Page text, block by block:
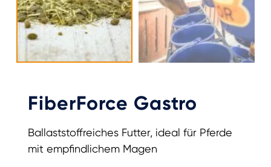
FiberForce Gastro
Ballaststoffreiches Futter, ideal für Pferde
mit empfindlichem Magen